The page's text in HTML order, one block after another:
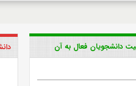
دانشجویان فعال به آن